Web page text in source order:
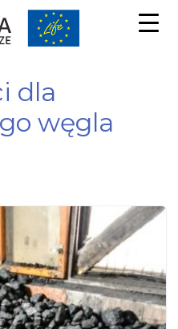
dla
węgla
Niezbędne
Te pliki
cookie nie
są